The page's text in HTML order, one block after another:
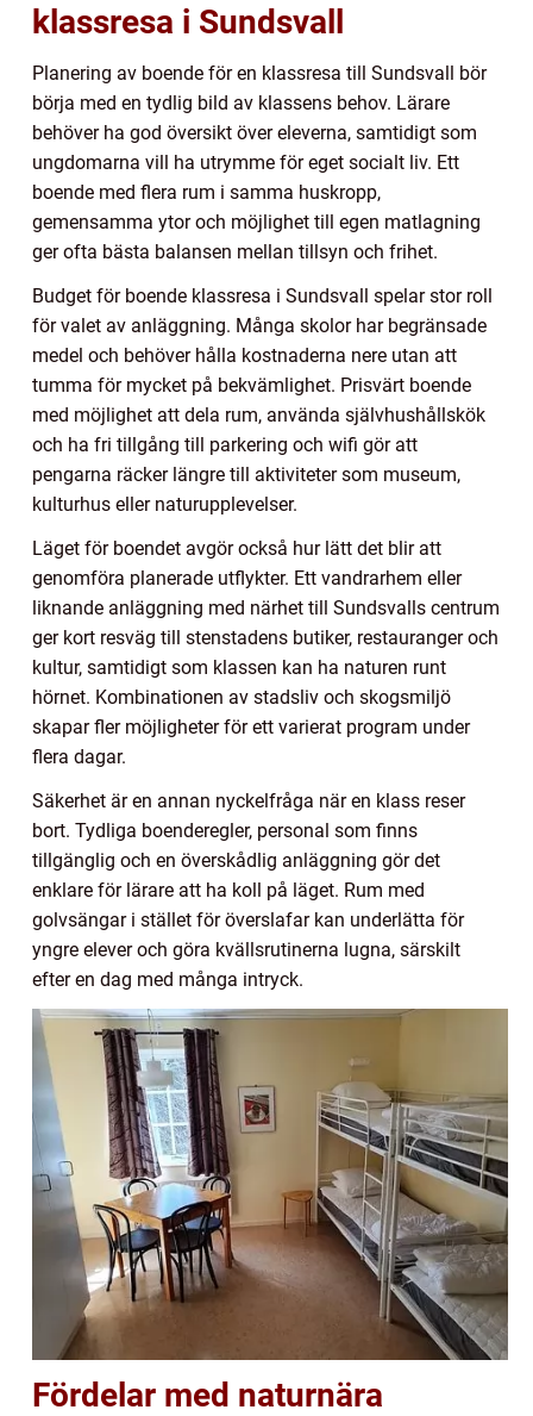
klassresa i Sundsvall
Planering av boende för en klassresa till Sundsvall bör
börja med en tydlig bild av klassens behov. Lärare
behöver ha god översikt över eleverna, samtidigt som
ungdomarna vill ha utrymme för eget socialt liv. Ett
boende med flera rum i samma huskropp,
gemensamma ytor och möjlighet till egen matlagning
ger ofta bästa balansen mellan tillsyn och frihet.
Budget för boende klassresa i Sundsvall spelar stor roll
för valet av anläggning. Många skolor har begränsade
medel och behöver hålla kostnaderna nere utan att
tumma för mycket på bekvämlighet. Prisvärt boende
med möjlighet att dela rum, använda självhushållskök
och ha fri tillgång till parkering och wifi gör att
pengarna räcker längre till aktiviteter som museum,
kulturhus eller naturupplevelser.
Läget för boendet avgör också hur lätt det blir att
genomföra planerade utflykter. Ett vandrarhem eller
liknande anläggning med närhet till Sundsvalls centrum
ger kort resväg till stenstadens butiker, restauranger och
kultur, samtidigt som klassen kan ha naturen runt
hörnet. Kombinationen av stadsliv och skogsmiljö
skapar fler möjligheter för ett varierat program under
flera dagar.
Säkerhet är en annan nyckelfråga när en klass reser
bort. Tydliga boenderegler, personal som finns
tillgänglig och en överskådlig anläggning gör det
enklare för lärare att ha koll på läget. Rum med
golvsängar i stället för överslafar kan underlätta för
yngre elever och göra kvällsrutinerna lugna, särskilt
efter en dag med många intryck.
Fördelar med naturnära